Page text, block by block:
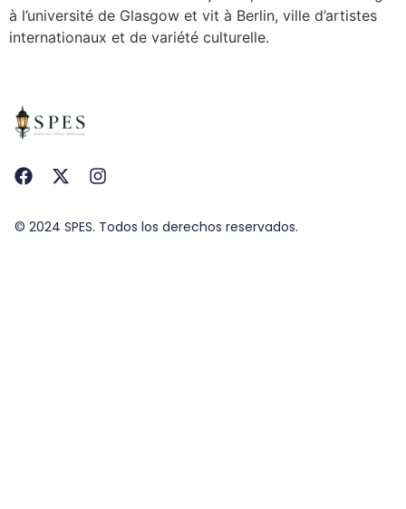
à l’université de Glasgow et vit à Berlin, ville d’artistes
internationaux et de variété culturelle.
© 2024 SPES. Todos los derechos reservados.